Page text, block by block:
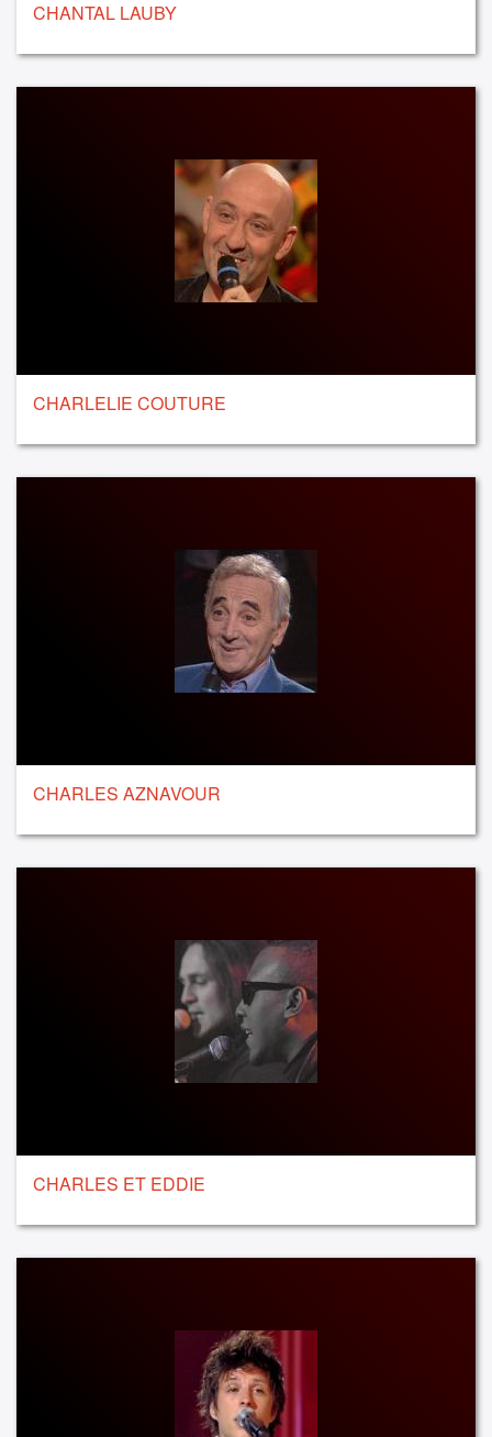
CHANTAL LAUBY
CHARLELIE COUTURE
CHARLES AZNAVOUR
CHARLES ET EDDIE